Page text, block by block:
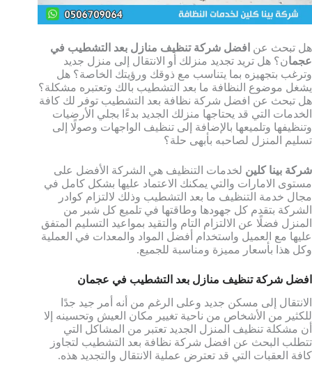
هل تبحث عن افضل شركة تنظيف منازل بعد التشطيب في
عجمان؟ هل تريد تجديد منزلك أو الانتقال إلى منزل جديد
وترغب بتجهيزه بما يتناسب مع ذوقك ورؤيتك الخاصة؟ هل
يشغل موضوع النظافة ما بعد التشطيب بالك وتعتبره مشكلة؟
هل تبحث عن افضل شركة نظافة بعد التشطيب توفر لك كافة
الخدمات التي قد يحتاجها منزلك الجديد بدءًا بجلي الأرضيات
وتنظيفها وتلميعها بالإضافة إلى تنظيف الواجهات وصولًا إلى
تسليم المنزل لصاحبه بأبهى حلة؟
شركة بينا كلين لخدمات التنظيف هي الشركة الأفضل على
مستوى الامارات والتي يمكنك الاعتماد عليها بشكل كامل في
مجال خدمة التنظيف ما بعد التشطيب وذلك لالتزام كوادر
الشركة بتقدم كل جهودها وطاقتها في تلميع كل شبر من
المنزل فضلًا عن الالتزام التام والتقيد بمواعيد التسليم المتفق
عليها مع العميل واستخدام أفضل المواد والمعدات في العملية
وكل هذا بأسعار مميزة ومناسبة للجميع.
افضل شركة تنظيف منازل بعد التشطيب في عجمان
الانتقال إلى مسكن جديد وعلى الرغم من أنه أمر جيد جدًا
للكثير من الأشخاص من ناحية تغيير مكان العيش وتحسينه إلا
أن مشكلة تنظيف المنزل الجديد تعتبر من المشاكل التي
تتطلب البحث عن افضل شركة نظافة بعد التشطيب لتجاوز
كافة العقبات التي قد تعترض عملية الانتقال والتجديد هذه.